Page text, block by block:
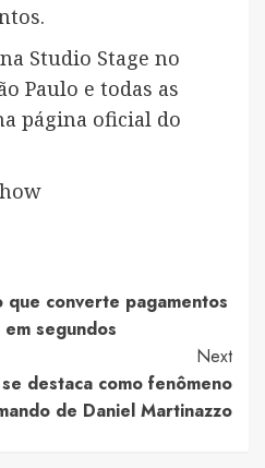
Studio Stage no
Paulo e todas as
página oficial do
que converte pagamentos
segundos
Next
destaca como fenômeno
de Daniel Martinazzo